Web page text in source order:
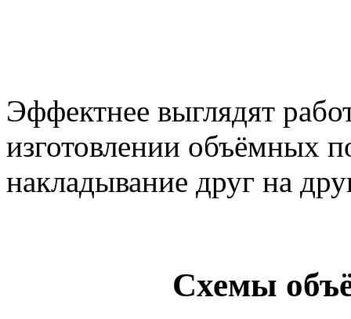
Эффектнее выглядят
изготовлении объёмных
накладывание друг на
Схемы